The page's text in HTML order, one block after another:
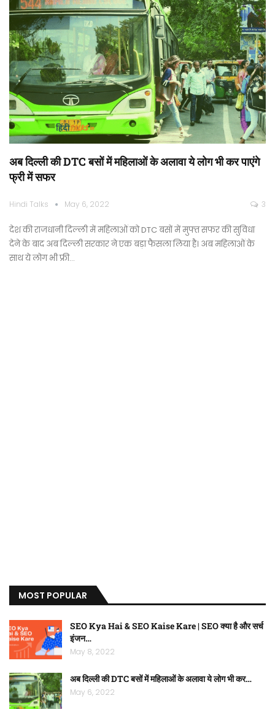
अब दिल्ली की DTC बसों में महिलाओं के अलावा ये लोग भी कर पाएंगे
फ्री में सफर
Hindi Talks May 6, 2022 3
देश की राजधानी दिल्ली में महिलाओं को DTC बसों में मुफ्त सफर की सुविधा
देने के बाद अब दिल्ली सरकार ने एक बड़ा फैसला लिया है। अब महिलाओं के
साथ ये लोग भी फ्री…
MOST POPULAR
SEO Kya Hai & SEO Kaise Kare | SEO क्या है और सर्च
इंजन…
May 8, 2022
अब दिल्ली की DTC बसों में महिलाओं के अलावा ये लोग भी कर…
May 6, 2022